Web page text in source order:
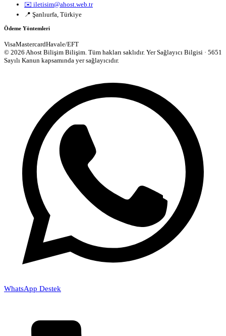
✉️ iletisim@ahost.web.tr
📍 Şanlıurfa, Türkiye
Ödeme Yöntemleri
VisaMastercardHavale/EFT
© 2026 Ahost Bilişim Bilişim. Tüm hakları saklıdır. Yer Sağlayıcı Bilgisi · 5651
Sayılı Kanun kapsamında yer sağlayıcıdır.
WhatsApp Destek